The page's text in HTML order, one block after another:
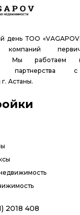
день ТОО
компаний
Мы работаем
партнерства
Астаны.
408